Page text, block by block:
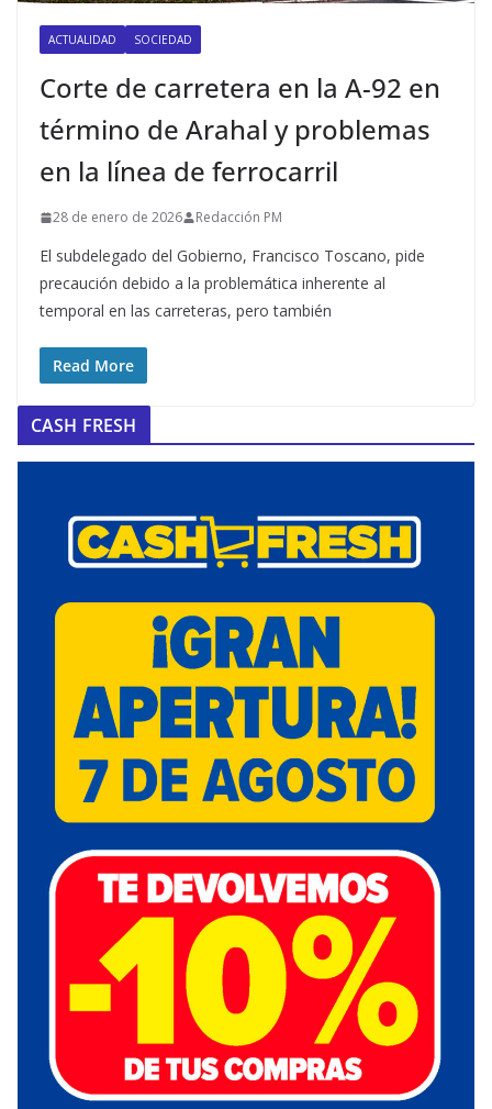
ACTUALIDAD SOCIEDAD
Corte de carretera en la A-92 en
término de Arahal y problemas
en la línea de ferrocarril
28 de enero de 2026 Redacción PM
El subdelegado del Gobierno, Francisco Toscano, pide
precaución debido a la problemática inherente al
temporal en las carreteras, pero también
Read More
CASH FRESH